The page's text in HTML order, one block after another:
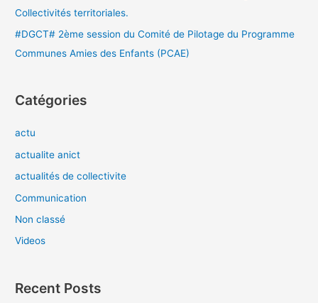
Collectivités territoriales.
#DGCT# 2ème session du Comité de Pilotage du Programme
Communes Amies des Enfants (PCAE)
Catégories
actu
actualite anict
actualités de collectivite
Communication
Non classé
Videos
Recent Posts